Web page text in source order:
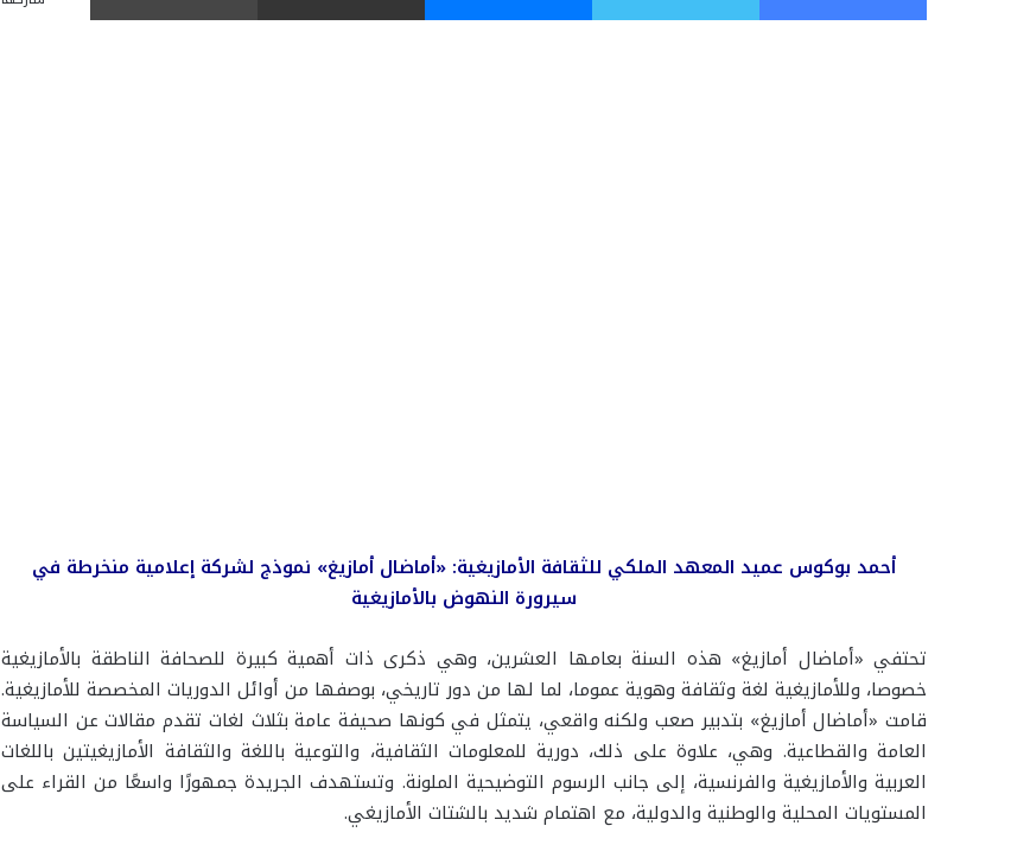
أحمد بوكوس عميد المعهد الملكي للثقافة الأمازيغية: «أماضال أمازيغ» نموذج لشركة إعلامية منخرطة في
سيرورة النهوض بالأمازيغية
تحتفي «أماضال أمازيغ» هذه السنة بعامها العشرين، وهي ذكرى ذات أهمية كبيرة للصحافة الناطقة بالأمازيغية
خصوصا، وللأمازيغية لغة وثقافة وهوية عموما، لما لها من دور تاريخي، بوصفها من أوائل الدوريات المخصصة للأمازيغية.
قامت «أماضال أمازيغ» بتدبير صعب ولكنه واقعي، يتمثل في كونها صحيفة عامة بثلاث لغات تقدم مقالات عن السياسة
العامة والقطاعية. وهي، علاوة على ذلك، دورية للمعلومات الثقافية، والتوعية باللغة والثقافة الأمازيغيتين باللغات
العربية والأمازيغية والفرنسية، إلى جانب الرسوم التوضيحية الملونة. وتستهدف الجريدة جمهورًا واسعًا من القراء على
المستويات المحلية والوطنية والدولية، مع اهتمام شديد بالشتات الأمازيغي.